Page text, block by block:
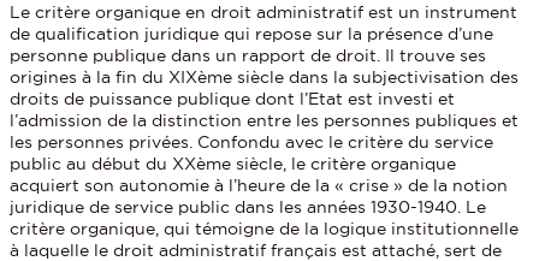
Le critère organique en droit administratif est un instrument
de qualification juridique qui repose sur la présence d’une
personne publique dans un rapport de droit. Il trouve ses
origines à la fin du XIXème siècle dans la subjectivisation des
droits de puissance publique dont l’Etat est investi et
l’admission de la distinction entre les personnes publiques et
les personnes privées. Confondu avec le critère du service
public au début du XXème siècle, le critère organique
acquiert son autonomie à l’heure de la « crise » de la notion
juridique de service public dans les années 1930-1940. Le
critère organique, qui témoigne de la logique institutionnelle
à laquelle le droit administratif français est attaché, sert de